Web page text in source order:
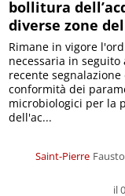
bollitura
diverse zone
Saint-Pierre
il
Rimane in vigore
necessaria in seguito
recente segnalazione
conformità dei
microbiologici per la
dell'ac...